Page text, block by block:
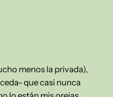
menos la privada),
que casi nunca